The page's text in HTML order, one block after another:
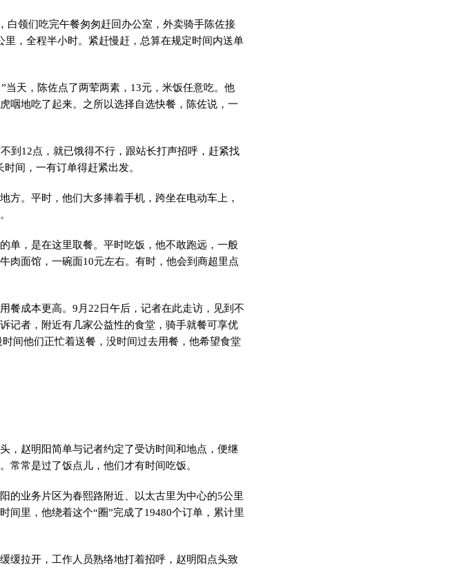
领们吃完午餐匆匆赶回办公室，外卖骑手陈佐接
，全程半小时。紧赶慢赶，总算在规定时间内送单
天，陈佐点了两荤两素，13元，米饭任意吃。他
咽地吃了起来。之所以选择自选快餐，陈佐说，一
12点，就已饿得不行，跟站长打声招呼，赶紧找
间，一有订单得赶紧出发。
。平时，他们大多捧着手机，跨坐在电动车上，
，是在这里取餐。平时吃饭，他不敢跑远，一般
肉面馆，一碗面10元左右。有时，他会到商超里点
成本更高。9月22日午后，记者在此走访，见到不
记者，附近有几家公益性的食堂，骑手就餐可享优
间他们正忙着送餐，没时间过去用餐，他希望食堂
赵明阳简单与记者约定了受访时间和地点，便继
常常是过了饭点儿，他们才有时间吃饭。
业务片区为春熙路附近、以太古里为中心的5公里
间里，他绕着这个“圈”完成了19480个订单，累计里
拉开，工作人员熟络地打着招呼，赵明阳点头致